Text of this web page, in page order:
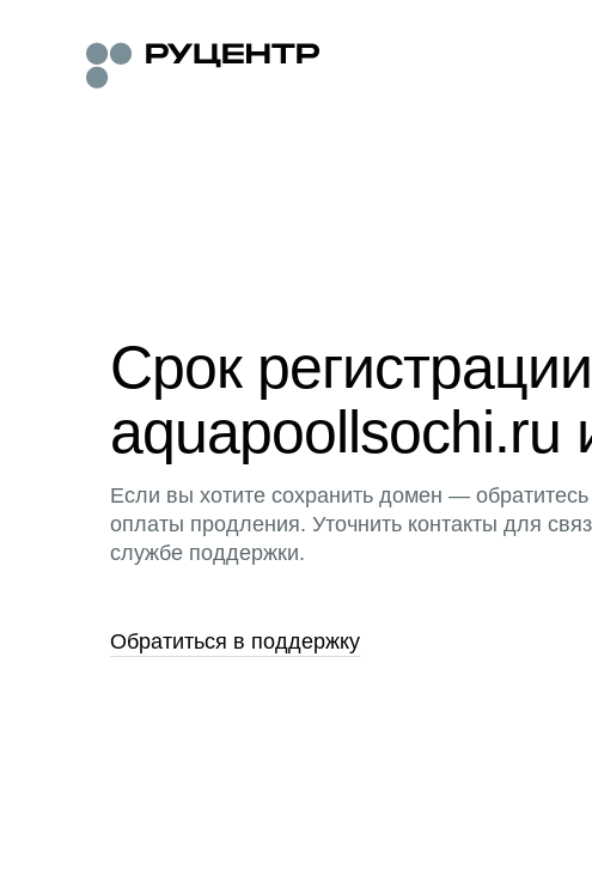
Срок
aquapoollsochi.ru
Если вы хотите сохранить домен —
оплаты продления. Уточнить контакты для
службе поддержки.
Обратиться в поддержку